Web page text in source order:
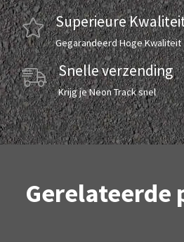
Superieure
Gegarandeerd Hoge Kwaliteit
Snelle verzending
Krijg je Neon Track snel
Gerelateerde